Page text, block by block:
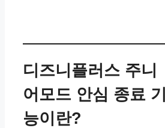
디즈니플러스 주니
어모드 안심 종료 기
능이란?